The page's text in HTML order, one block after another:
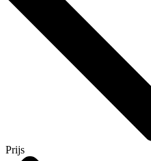
Prijs